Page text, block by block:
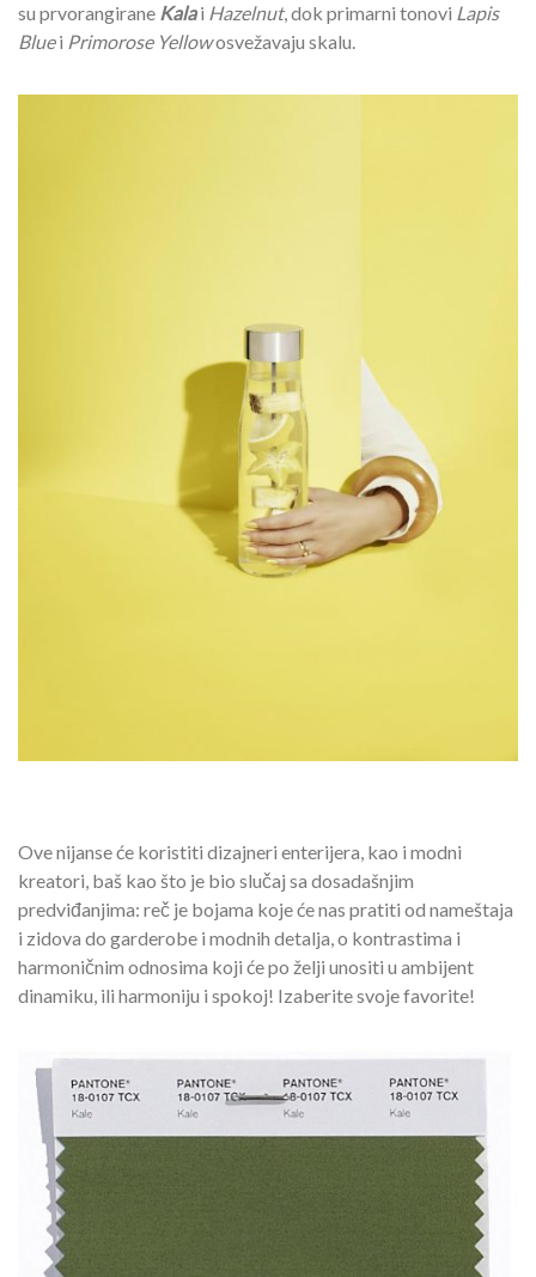
su prvorangirane Kalai Hazelnut, dok primarni tonovi Lapis
Bluei Primorose Yellowosvežavaju skalu.
Ove nijanse će koristiti dizajneri enterijera, kao i modni
kreatori, baš kao što je bio slučaj sa dosadašnjim
predviđanjima: reč je bojama koje će nas pratiti od nameštaja
i zidova do garderobe i modnih detalja, o kontrastima i
harmoničnim odnosima koji će po želji unositi u ambijent
dinamiku, ili harmoniju i spokoj! Izaberite svoje favorite!